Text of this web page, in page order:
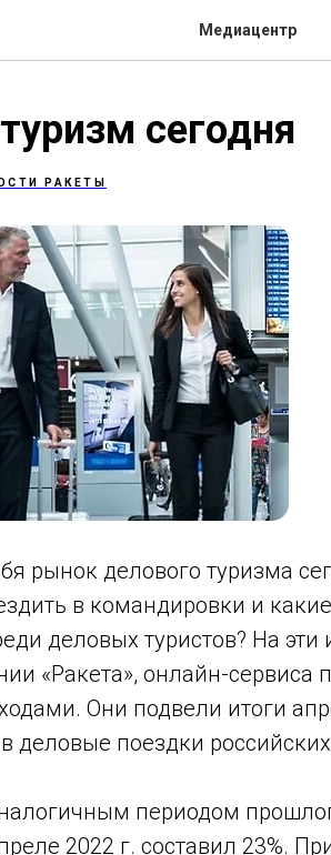
Медиацентр
сегодня
РАКЕТЫ
рынок делового туризма
в командировки и
деловых туристов? На эти
«Ракета», онлайн-сервиса
Они подвели итоги
деловые поездки
периодом
2022 г. составил 23%.